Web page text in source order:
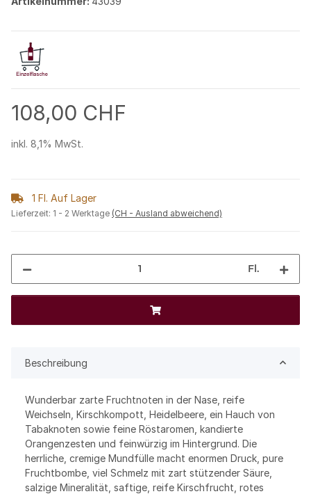
108,00 CHF
inkl. 8,1% MwSt.
1 Fl. Auf Lager
Lieferzeit: 1 - 2 Werktage (CH - Ausland abweichend)
Fl.
Beschreibung
Wunderbar zarte Fruchtnoten in der Nase, reife
Weichseln, Kirschkompott, Heidelbeere, ein Hauch von
Tabaknoten sowie feine Röstaromen, kandierte
Orangenzesten und feinwürzig im Hintergrund. Die
herrliche, cremige Mundfülle macht enormen Druck, pure
Fruchtbombe, viel Schmelz mit zart stützender Säure,
salzige Mineralität, saftige, reife Kirschfrucht, rotes